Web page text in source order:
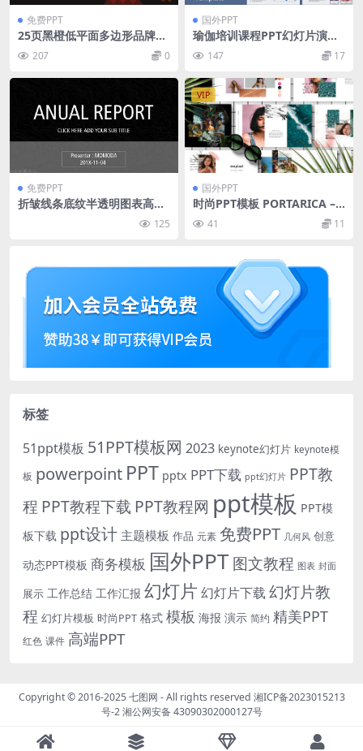
免费PPT
25页黑橙低平面多边形品牌推
广策划方案PPT模板
207 0
国外PPT
瑜伽培训课程PPT幻灯片演示
模板 Hiyoga Yoga Class Pre
sentation Template
147 17
免费PPT
折皱线条底纹半透明图表高端
黑色欧美商务通用汇报类ppt125
VIP
国外PPT
时尚PPT模板 PORTARICA –
Powerpoint Template
41 11
标签
51ppt模板 51PPT模板网 2023 keynote幻灯片 keynote模
板 powerpoint PPT pptx PPT下载 ppt幻灯片 PPT教
程 PPT教程下载 PPT教程网 ppt模板 PPT模
板下载 ppt设计 主题模板 作品 元素 免费PPT 几何风 创意
动态PPT模板 商务模板 国外PPT图文教程 图表 封面
展示 工作总结 工作汇报 幻灯片 幻灯片下载 幻灯片教
程 幻灯片模板 时尚PPT 格式 模板 海报 演示 简约 精美PPT
红色 课件 高端PPT
Copyright © 2016-2025七图网 - All rights reserved 湘ICP备2023015213
号-2湘公网安备 43090302000127号